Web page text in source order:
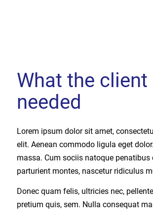
What the client
needed
Lorem ipsum dolor sit amet,
elit. Aenean commodo ligula eget
massa. Cum sociis natoque penatibus
parturient montes, nascetur ridiculus
Donec quam felis, ultricies nec,
pretium quis, sem. Nulla consequat